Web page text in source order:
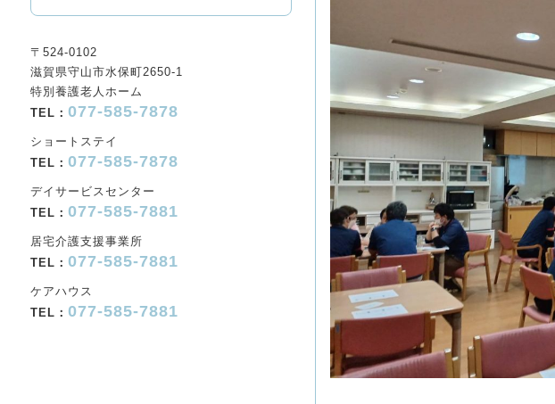
〒524-0102
滋賀県守山市水保町2650-1
特別養護老人ホーム
TEL： 077-585-7878
ショートステイ
TEL： 077-585-7878
デイサービスセンター
TEL： 077-585-7881
居宅介護支援事業所
TEL： 077-585-7881
ケアハウス
TEL： 077-585-7881